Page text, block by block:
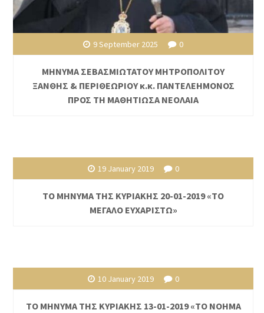
9 September 2025 0
ΜΗΝΥΜΑ ΣΕΒΑΣΜΙΩΤΑΤΟΥ ΜΗΤΡΟΠΟΛΙΤΟΥ
ΞΑΝΘΗΣ & ΠΕΡΙΘΕΩΡΙΟΥ κ.κ. ΠΑΝΤΕΛΕΗΜΟΝΟΣ
ΠΡΟΣ ΤΗ ΜΑΘΗΤΙΩΣΑ ΝΕΟΛΑΙΑ
19 January 2019 0
ΤΟ ΜΗΝΥΜΑ ΤΗΣ ΚΥΡΙΑΚΗΣ 20-01-2019 «ΤΟ
ΜΕΓΑΛΟ ΕΥΧΑΡΙΣΤΩ»
10 January 2019 0
ΤΟ ΜΗΝΥΜΑ ΤΗΣ ΚΥΡΙΑΚΗΣ 13-01-2019 «ΤΟ ΝΟΗΜΑ